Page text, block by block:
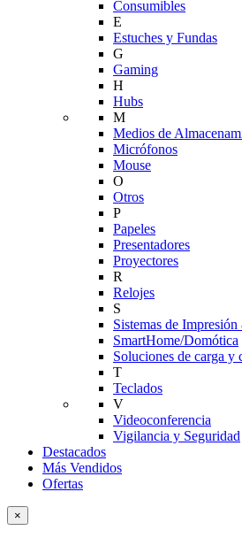
Consumibles
E
Estuches y Fundas
G
Gaming
H
Hubs
M
Medios de
Micrófonos
Mouse
O
Otros
P
Papeles
Presentadores
Proyectores
R
Relojes
S
Sistemas de
SmartHome/Domótica
Soluciones de carga y
T
Teclados
V
Videoconferencia
Vigilancia y Seguridad
Destacados
Más Vendidos
Ofertas
×